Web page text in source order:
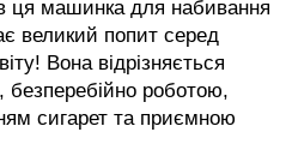
ця машинка для набивання
великий попит серед
Вона відрізняється
безперебійно роботою,
сигарет та приємною